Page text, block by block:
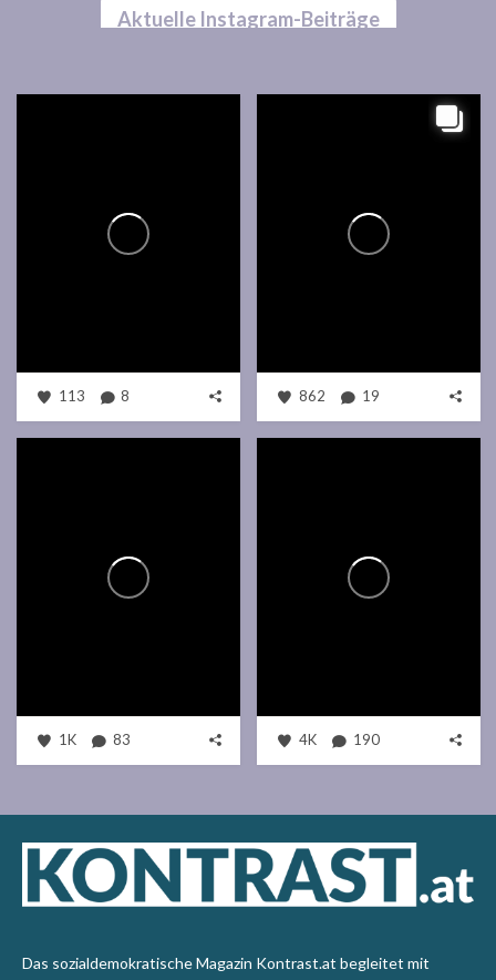
Aktuelle Instagram-Beiträge
113 8 862 19
1K 83 4K 190
Das sozialdemokratische Magazin Kontrast.at begleitet mit